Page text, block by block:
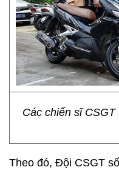
Các chiến sĩ
Theo đó, Đội CSGT